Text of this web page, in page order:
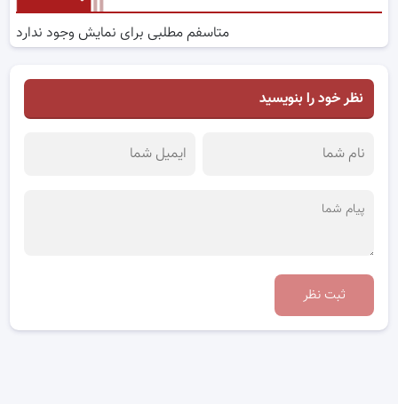
متاسفم مطلبی برای نمایش وجود ندارد
نظر خود را بنویسید
ثبت نظر